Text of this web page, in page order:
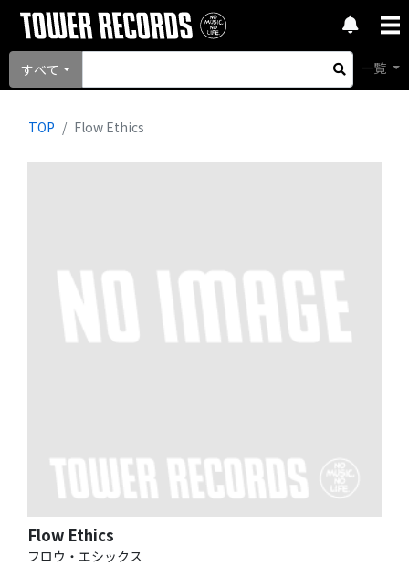
すべて 一覧
TOP Flow Ethics
Flow Ethics
フロウ・エシックス